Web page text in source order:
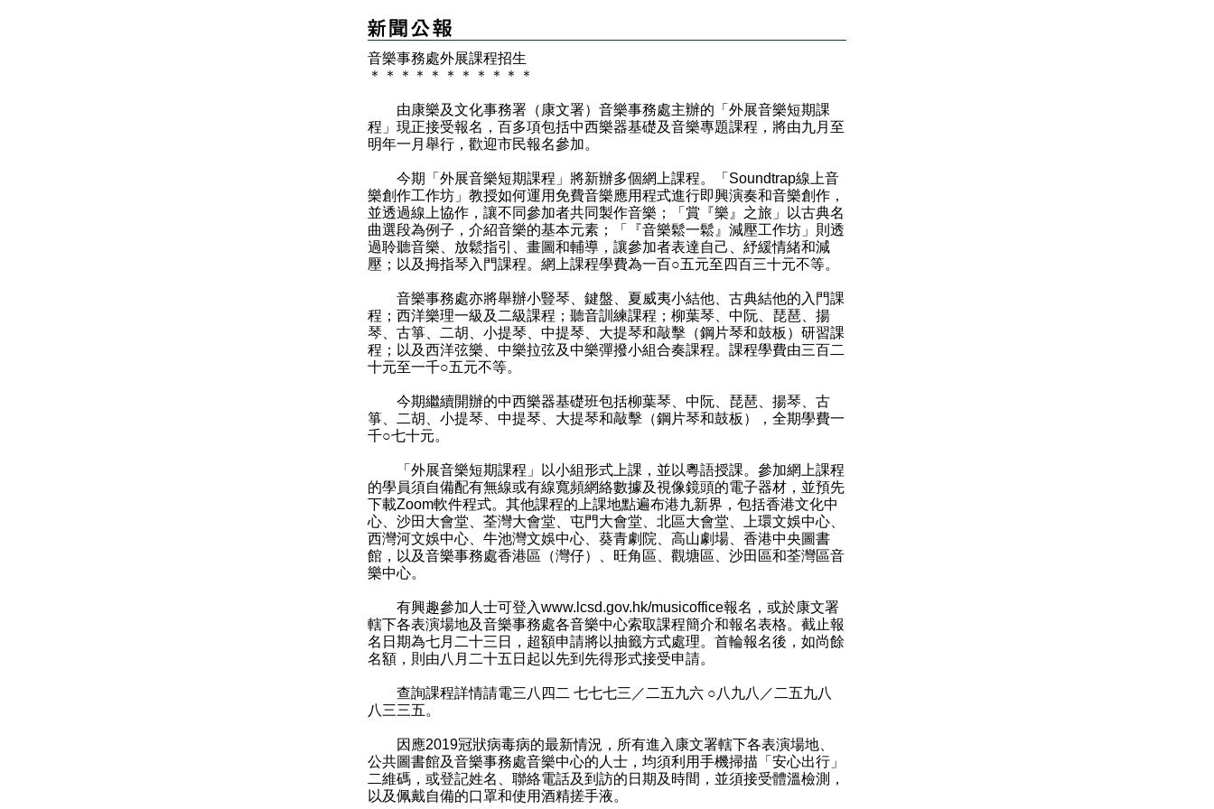
音樂事務處外展課程招生
＊
＊ ＊ ＊ ＊ ＊ ＊ ＊ ＊ ＊ ＊
由康樂及文化事務署（康文署）音樂事務處主辦的「外展音樂短期課
程」現正接受報名，百多項包括中西樂器基礎及音樂專題課程，將由九月至
明年一月舉行，歡迎市民報名參加。
今期「外展音樂短期課程」將新辦多個網上課程。「Soundtrap線上音
樂創作工作坊」教授如何運用免費音樂應用程式進行即興演奏和音樂創作，
並透過線上協作，讓不同參加者共同製作音樂；「賞『樂』之旅」以古典名
曲選段為例子，介紹音樂的基本元素；「『音樂鬆一鬆』減壓工作坊」則透
過聆聽音樂、放鬆指引、畫圖和輔導，讓參加者表達自己、紓緩情緒和減
壓；以及拇指琴入門課程。網上課程學費為一百○五元至四百三十元不等。
音樂事務處亦將舉辦小豎琴、鍵盤、夏威夷小結他、古典結他的入門課
程；西洋樂理一級及二級課程；聽音訓練課程；柳葉琴、中阮、琵琶、揚
琴、古箏、二胡、小提琴、中提琴、大提琴和敲擊（鋼片琴和鼓板）研習課
程；以及西洋弦樂、中樂拉弦及中樂彈撥小組合奏課程。課程學費由三百二
十元至一千○五元不等。
今期繼續開辦的中西樂器基礎班包括柳葉琴、中阮、琵琶、揚琴、古
箏、二胡、小提琴、中提琴、大提琴和敲擊（鋼片琴和鼓板），全期學費一
千○七十元。
「外展音樂短期課程」以小組形式上課，並以粵語授課。參加網上課程
的學員須自備配有無線或有線寬頻網絡數據及視像鏡頭的電子器材，並預先
下載Zoom軟件程式。其他課程的上課地點遍布港九新界，包括香港文化中
心、沙田大會堂、荃灣大會堂、屯門大會堂、北區大會堂、上環文娛中心、
西灣河文娛中心、牛池灣文娛中心、葵青劇院、高山劇場、香港中央圖書
館，以及音樂事務處香港區（灣仔）、旺角區、觀塘區、沙田區和荃灣區音
樂中心。
有興趣參加人士可登入www.lcsd.gov.hk/musicoffice報名，或於康文署
轄下各表演場地及音樂事務處各音樂中心索取課程簡介和報名表格。截止報
名日期為七月二十三日，超額申請將以抽籤方式處理。首輪報名後，如尚餘
名額，則由八月二十五日起以先到先得形式接受申請。
查詢課程詳情請電三八四二 七七七三／二五九六 ○八九八／二五九八
八三三五。
因應2019冠狀病毒病的最新情況，所有進入康文署轄下各表演場地、
公共圖書館及音樂事務處音樂中心的人士，均須利用手機掃描「安心出行」
二維碼，或登記姓名、聯絡電話及到訪的日期及時間，並須接受體溫檢測，
以及佩戴自備的口罩和使用酒精搓手液。